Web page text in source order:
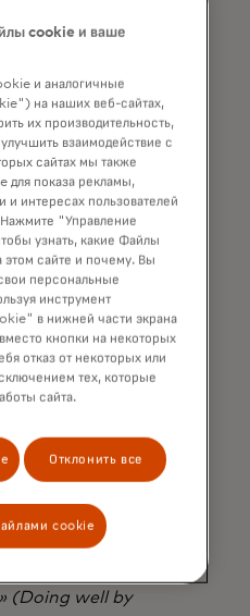
создания
нулевых
источникам
приходится
data-
этого,
карт из
карт во
на выбросы
процветание
неразрывно
меры по
мы также
устойчивых
философией
(Doing well by
cookie и ваше
и аналогичные
на наших веб-сайтах,
их производительность,
взаимодействие с
сайтах мы также
для показа рекламы,
и интересах пользователей
Нажмите "Управление
узнать, какие Файлы
сайте и почему. Вы
персональные
инструмент
в нижней части экрана
кнопки на некоторых
отказ от некоторых или
тех, которые
сайта.
Отклонить все
cookie